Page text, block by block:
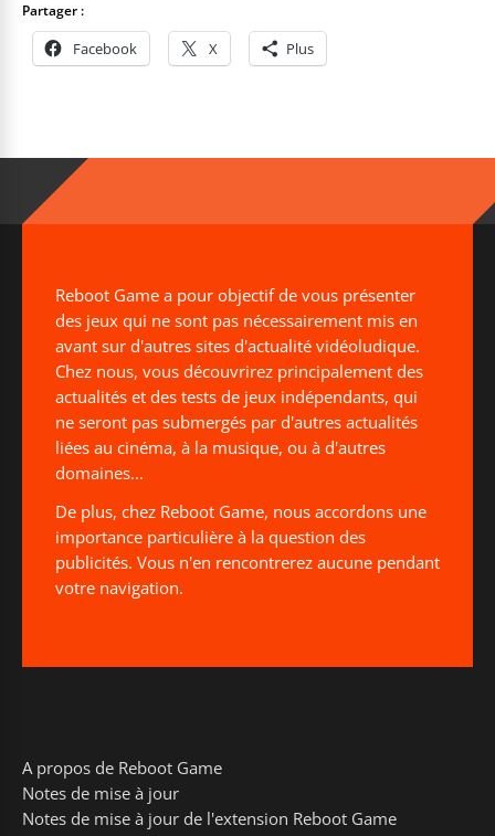
Partager :
Facebook X Plus
Reboot Game a pour objectif de vous présenter
des jeux qui ne sont pas nécessairement mis en
avant sur d'autres sites d'actualité vidéoludique.
Chez nous, vous découvrirez principalement des
actualités et des tests de jeux indépendants, qui
ne seront pas submergés par d'autres actualités
liées au cinéma, à la musique, ou à d'autres
domaines...
De plus, chez Reboot Game, nous accordons une
importance particulière à la question des
publicités. Vous n'en rencontrerez aucune pendant
votre navigation.
A propos de Reboot Game
Notes de mise à jour
Notes de mise à jour de l'extension Reboot Game